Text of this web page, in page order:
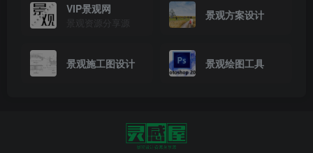
VIP景观网
景观资源分享源
景观方案设计
景观施工图设计 景观绘图工具